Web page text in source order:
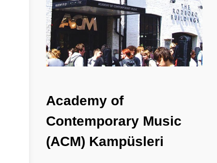
Academy of
Contemporary Music
(ACM) Kampüsleri